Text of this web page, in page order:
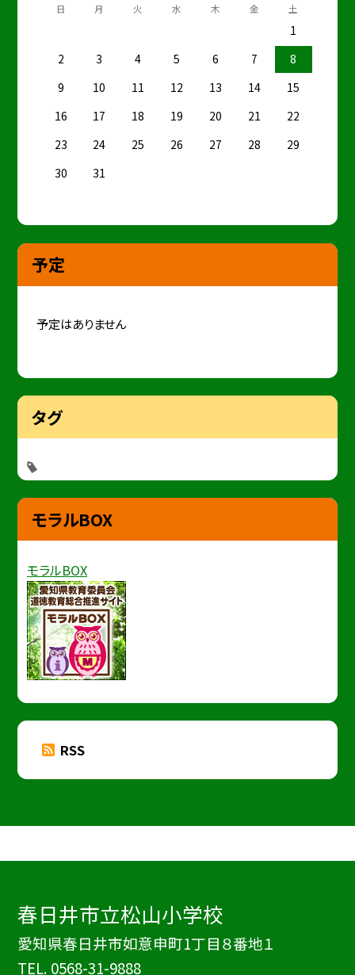
日 月 火 水 木 金 土
1
2
3 4 5 6 7
8
9
10 11 12 13 14
15
16
17 18 19 20 21
22
23
24 25 26 27 28
29
30
31
予定
予定はありません
タグ
モラルBOX
モラルBOX
RSS
春日井市立松山小学校
愛知県春日井市如意申町1丁目８番地１
TEL. 0568-31-9888